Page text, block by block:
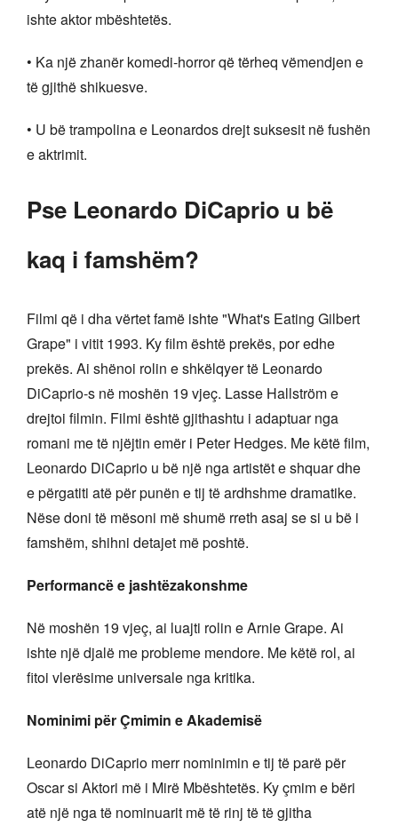
ishte aktor mbështetës.
• Ka një zhanër komedi-horror që tërheq vëmendjen e
të gjithë shikuesve.
• U bë trampolina e Leonardos drejt suksesit në fushën
e aktrimit.
Pse Leonardo DiCaprio u bë
kaq i famshëm?
Filmi që i dha vërtet famë ishte "What's Eating Gilbert
Grape" i vitit 1993. Ky film është prekës, por edhe
prekës. Ai shënoi rolin e shkëlqyer të Leonardo
DiCaprio-s në moshën 19 vjeç. Lasse Hallström e
drejtoi filmin. Filmi është gjithashtu i adaptuar nga
romani me të njëjtin emër i Peter Hedges. Me këtë film,
Leonardo DiCaprio u bë një nga artistët e shquar dhe
e përgatiti atë për punën e tij të ardhshme dramatike.
Nëse doni të mësoni më shumë rreth asaj se si u bë i
famshëm, shihni detajet më poshtë.
Performancë e jashtëzakonshme
Në moshën 19 vjeç, ai luajti rolin e Arnie Grape. Ai
ishte një djalë me probleme mendore. Me këtë rol, ai
fitoi vlerësime universale nga kritika.
Nominimi për Çmimin e Akademisë
Leonardo DiCaprio merr nominimin e tij të parë për
Oscar si Aktori më i Mirë Mbështetës. Ky çmim e bëri
atë një nga të nominuarit më të rinj të të gjitha